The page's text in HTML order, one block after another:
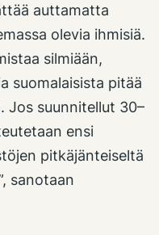
auttamatta
olevia ihmisiä.
silmiään,
suomalaisista pitää
Jos suunnitellut 30–
ensi
pitkäjänteiseltä
sanotaan